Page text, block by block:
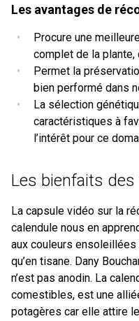
Les avantages de
Procure une
complet de la plante,
Permet la
bien performé dans
La sélection
caractéristiques à
l’intérêt pour ce
Les bienfaits
La capsule vidéo sur la
calendule nous en
aux couleurs
qu’en tisane. Dany
n’est pas anodin. La
comestibles, est une
potagères car elle attire